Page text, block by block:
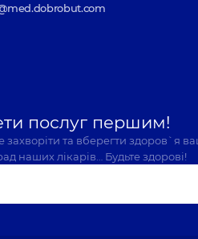
послуг першим!
та вберегти здоров`я
наших лікарів… Будьте здорові!